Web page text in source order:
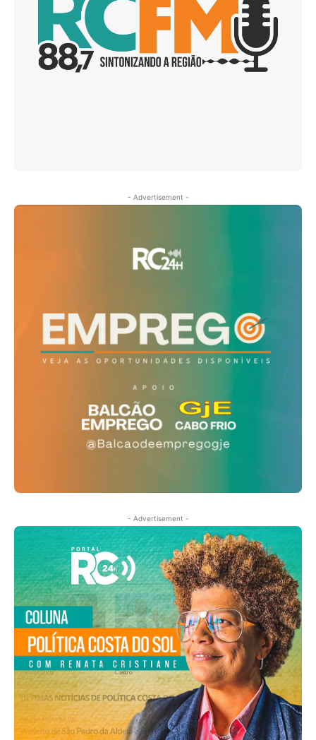
- Advertisement -
- Advertisement -